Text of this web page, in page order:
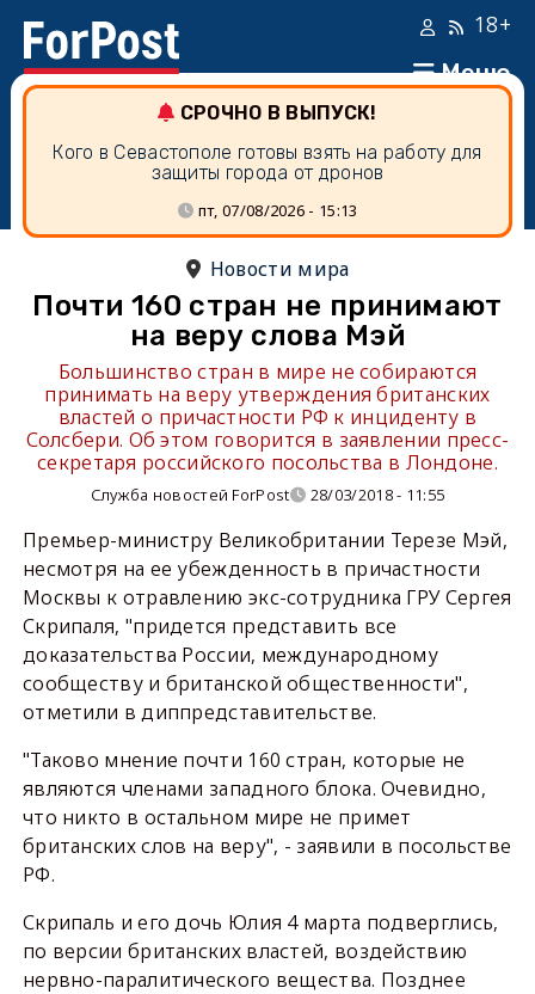
Меню
18+
СРОЧНО В ВЫПУСК!
Кого в Севастополе готовы взять на работу для
защиты города от дронов
пт, 07/08/2026 - 15:13
Новости мира
Почти 160 стран не принимают
на веру слова Мэй
Большинство стран в мире не собираются
принимать на веру утверждения британских
властей о причастности РФ к инциденту в
Солсбери. Об этом говорится в заявлении пресс-
секретаря российского посольства в Лондоне.
Служба новостей ForPost 28/03/2018 - 11:55
Премьер-министру Великобритании Терезе Мэй,
несмотря на ее убежденность в причастности
Москвы к отравлению экс-сотрудника ГРУ Сергея
Скрипаля, "придется представить все
доказательства России, международному
сообществу и британской общественности",
отметили в диппредставительстве.
"Таково мнение почти 160 стран, которые не
являются членами западного блока. Очевидно,
что никто в остальном мире не примет
британских слов на веру", - заявили в посольстве
РФ.
Скрипаль и его дочь Юлия 4 марта подверглись,
по версии британских властей, воздействию
нервно-паралитического вещества. Позднее